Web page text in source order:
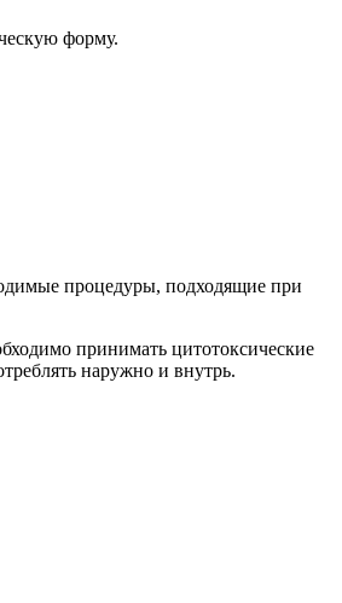
форму.
процедуры, подходящие при
принимать цитотоксические
наружно и внутрь.